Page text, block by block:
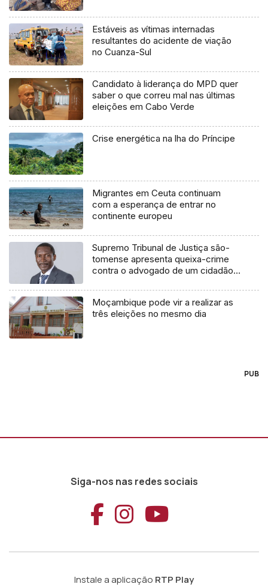
Estáveis as vítimas internadas
resultantes do acidente de viação
no Cuanza-Sul
Candidato à liderança do MPD quer
saber o que correu mal nas últimas
eleições em Cabo Verde
Crise energética na lha do Príncipe
Migrantes em Ceuta continuam
com a esperança de entrar no
continente europeu
Supremo Tribunal de Justiça são-
tomense apresenta queixa-crime
contra o advogado de um cidadão
Moçambique pode vir a realizar as
três eleições no mesmo dia
PUB
Siga-nos nas redes sociais
Aceder ao
Aceder ao
Aceder
Instale a aplicação RTP Play